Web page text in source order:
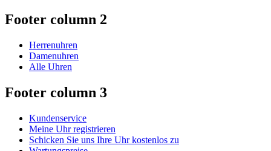
Footer column 2
Herrenuhren
Damenuhren
Alle Uhren
Footer column 3
Kundenservice
Meine Uhr registrieren
Schicken Sie uns Ihre Uhr kostenlos zu